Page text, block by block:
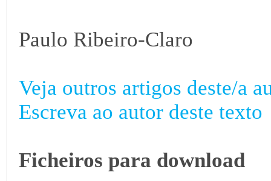
Paulo Ribeiro-Claro
Veja outros artigos deste/a
Escreva ao autor deste texto
Ficheiros para download